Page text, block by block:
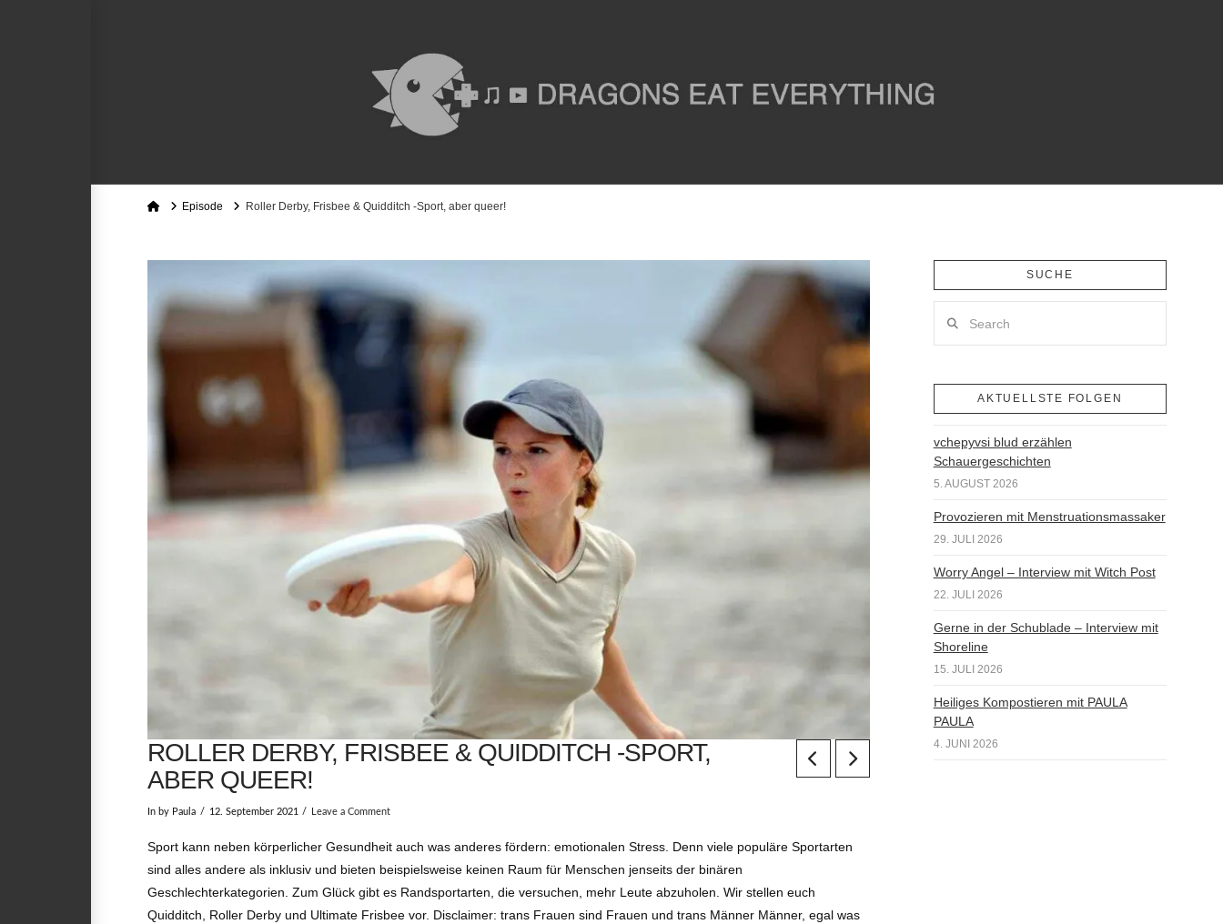
HomeEpisode Roller Derby, Frisbee & Quidditch -Sport, aber queer!
ROLLER DERBY, FRISBEE & QUIDDITCH -SPORT,
ABER QUEER!
In by Paula 12. September 2021 Leave a Comment
Sport kann neben körperlicher Gesundheit auch was anderes fördern: emotionalen Stress. Denn viele populäre Sportarten
sind alles andere als inklusiv und bieten beispielsweise keinen Raum für Menschen jenseits der binären
Geschlechterkategorien. Zum Glück gibt es Randsportarten, die versuchen, mehr Leute abzuholen. Wir stellen euch
Quidditch, Roller Derby und Ultimate Frisbee vor. Disclaimer: trans Frauen sind Frauen und trans Männer Männer, egal was
SUCHE
AKTUELLSTE FOLGEN
vchepyvsi blud erzählen
Schauergeschichten
5. AUGUST 2026
Provozieren mit Menstruationsmassaker
29. JULI 2026
Worry Angel – Interview mit Witch Post
22. JULI 2026
Gerne in der Schublade – Interview mit
Shoreline
15. JULI 2026
Heiliges Kompostieren mit PAULA
PAULA
4. JUNI 2026